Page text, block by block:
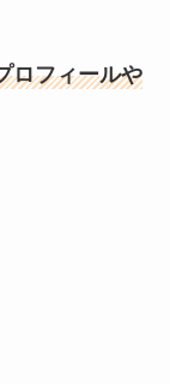
ロフィールや